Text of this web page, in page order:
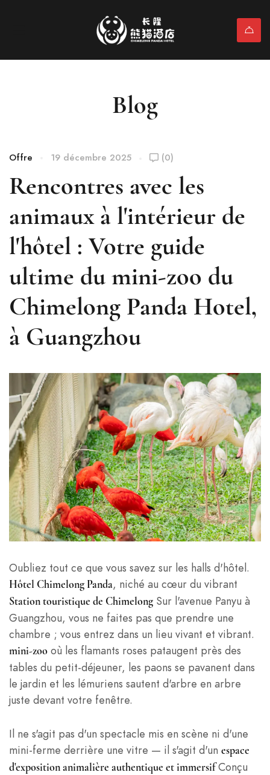
Blog
Offre 19 décembre 2025 (0)
Rencontres avec les
animaux à l'intérieur de
l'hôtel : Votre guide
ultime du mini-zoo du
Chimelong Panda Hotel,
à Guangzhou
Oubliez tout ce que vous savez sur les halls d'hôtel.
Hôtel Chimelong Panda, niché au cœur du vibrant
Station touristique de Chimelong Sur l'avenue Panyu à
Guangzhou, vous ne faites pas que prendre une
chambre ; vous entrez dans un lieu vivant et vibrant.
mini-zoo où les flamants roses pataugent près des
tables du petit-déjeuner, les paons se pavanent dans
le jardin et les lémuriens sautent d'arbre en arbre
juste devant votre fenêtre.
Il ne s'agit pas d'un spectacle mis en scène ni d'une
mini-ferme derrière une vitre — il s'agit d'un espace
d'exposition animalière authentique et immersifConçu